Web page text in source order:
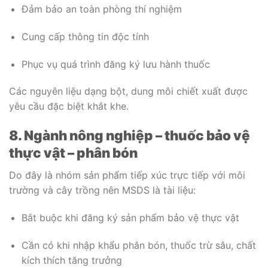
Đảm bảo an toàn phòng thí nghiệm
Cung cấp thông tin độc tính
Phục vụ quá trình đăng ký lưu hành thuốc
Các nguyên liệu dạng bột, dung môi chiết xuất được
yêu cầu đặc biệt khắt khe.
8. Ngành nông nghiệp – thuốc bảo vệ
thực vật – phân bón
Do đây là nhóm sản phẩm tiếp xúc trực tiếp với môi
trường và cây trồng nên MSDS là tài liệu:
Bắt buộc khi đăng ký sản phẩm bảo vệ thực vật
Cần có khi nhập khẩu phân bón, thuốc trừ sâu, chất
kích thích tăng trưởng